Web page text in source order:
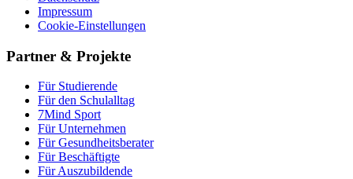
Impressum
Cookie-Einstellungen
Partner & Projekte
Für Stu­die­rende
Für den Schulalltag
7Mind Sport
Für Unter­neh­men
Für Gesund­heits­be­ra­ter
Für Beschäftigte
Für Auszubildende